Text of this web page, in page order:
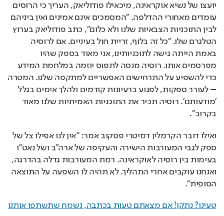
יועצו של נשיא אוקראינה, מיכאילו פודוליאק, העריך כי הרוסים
עומדים מאחורי ההדלפה. "המסמכים אינם אמינים ואין ביניהם
לבין התוכניות הצבאיות שלנו ולא כלום", כתב פודוליאק בערוץ
הטלגרם שלו. "כל זה בלוף, זריית חול בעיניים. אם לרוסיה
באמת הייתה גישה לתוכניותינו, אני מאוד בספק שהיו
מפרסמים אותו. רוסיה מנסה לתפוס יוזמה במלחמת המידע
כדי להשפיע על התרחישים האפשריים למתקפה שלנו. המטרה
– לעורר ספקות, לפגוע ברעיונות קודמים ולהלך אימים בגלל
'מודעותם'. רוסיה תכיר את התוכניות האמיתיות שלנו מאוד
בקרוב".
ואילו דובר הקרמלין דמיטרי פסקוב אמר: "אין לנו אפילו צל של
ספק לגבי המעורבות הישירה והעקיפה של ארה"ב ושל נאט"ו
בעימות בין רוסיה לאוקראינה. רמת המעורבות גדלה בהדרגה,
ואנחנו עוקבים אחרי התהליך. לא תהיה לו השפעה על התוצאה
הסופית".
טעינו? נתקן! אם מצאתם טעות בכתבה, נשמח שתשתפו אותנו